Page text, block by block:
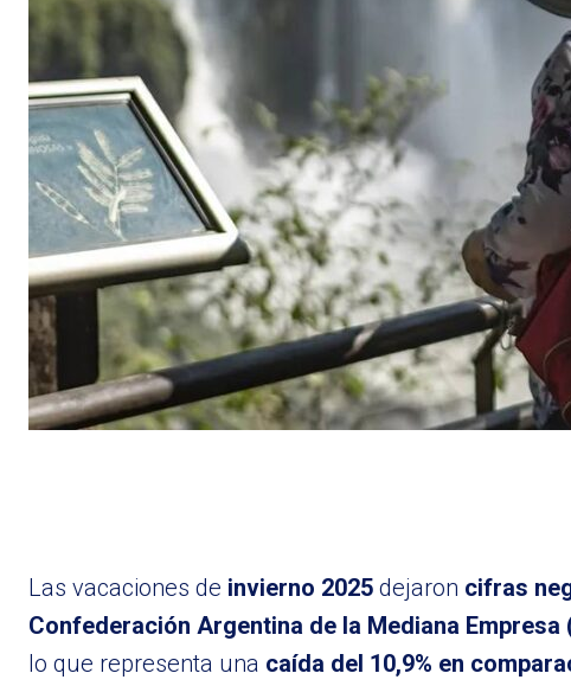
Las vacaciones de invierno 2025 dejaron cifras
Confederación Argentina de la Mediana Empresa
lo que representa una caída del 10,9% en